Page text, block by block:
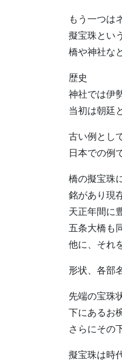
もう一つは
擬宝珠とい
橋や神社な
歴史
神社では伊
当初は朝廷
古い例とし
日本での例
橋の擬宝珠
銘があり現
天正年間に
五条大橋も
他に、それ
形状、各部
先端の宝珠
下にあるお
さらにその
擬宝珠は時